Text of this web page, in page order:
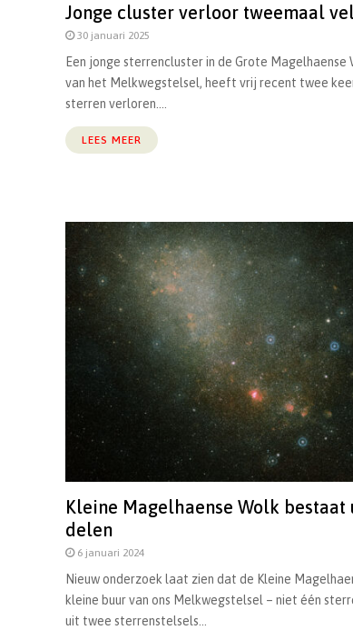
Jonge cluster verloor tweemaal
30 januari 2025
Een jonge sterrencluster in de Grote
van het Melkwegstelsel, heeft vrij recent twee
sterren verloren....
LEES MEER
Kleine Magelhaense Wolk bestaat
delen
6 januari 2024
Nieuw onderzoek laat zien dat de Kleine
kleine buur van ons Melkwegstelsel – niet één
uit twee sterrenstelsels...